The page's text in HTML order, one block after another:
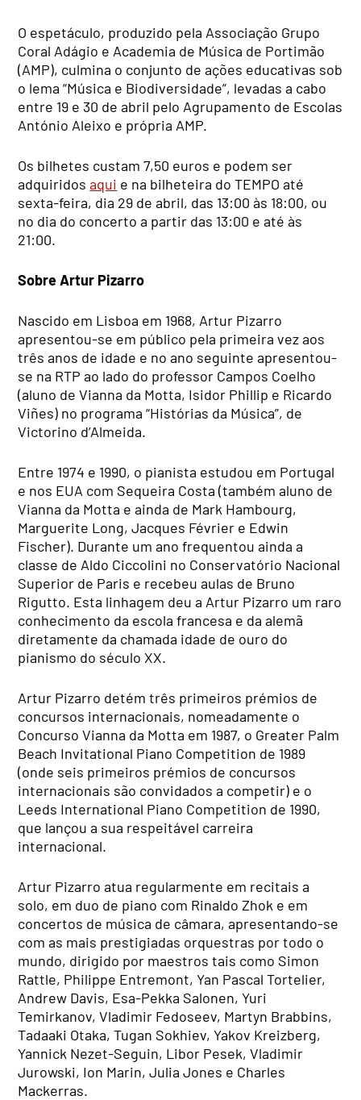
O espetáculo, produzido pela Associação Grupo
Coral Adágio e Academia de Música de Portimão
(AMP), culmina o conjunto de ações educativas sob
o lema “Música e Biodiversidade”, levadas a cabo
entre 19 e 30 de abril pelo Agrupamento de Escolas
António Aleixo e própria AMP.
Os bilhetes custam 7,50 euros e podem ser
adquiridosaqui e na bilheteira do TEMPO até
sexta-feira, dia 29 de abril, das 13:00 às 18:00, ou
no dia do concerto a partir das 13:00 e até às
21:00.
Sobre Artur Pizarro
Nascido em Lisboa em 1968, Artur Pizarro
apresentou-se em público pela primeira vez aos
três anos de idade e no ano seguinte apresentou-
se na RTP ao lado do professor Campos Coelho
(aluno de Vianna da Motta, Isidor Phillip e Ricardo
Viñes) no programa “Histórias da Música”, de
Victorino d’Almeida.
Entre 1974 e 1990, o pianista estudou em Portugal
e nos EUA com Sequeira Costa (também aluno de
Vianna da Motta e ainda de Mark Hambourg,
Marguerite Long, Jacques Février e Edwin
Fischer). Durante um ano frequentou ainda a
classe de Aldo Ciccolini no Conservatório Nacional
Superior de Paris e recebeu aulas de Bruno
Rigutto. Esta linhagem deu a Artur Pizarro um raro
conhecimento da escola francesa e da alemã
diretamente da chamada idade de ouro do
pianismo do século XX.
Artur Pizarro detém três primeiros prémios de
concursos internacionais, nomeadamente o
Concurso Vianna da Motta em 1987, o Greater Palm
Beach Invitational Piano Competition de 1989
(onde seis primeiros prémios de concursos
internacionais são convidados a competir) e o
Leeds International Piano Competition de 1990,
que lançou a sua respeitável carreira
internacional.
Artur Pizarro atua regularmente em recitais a
solo, em duo de piano com Rinaldo Zhok e em
concertos de música de câmara, apresentando-se
com as mais prestigiadas orquestras por todo o
mundo, dirigido por maestros tais como Simon
Rattle, Philippe Entremont, Yan Pascal Tortelier,
Andrew Davis, Esa-Pekka Salonen, Yuri
Temirkanov, Vladimir Fedoseev, Martyn Brabbins,
Tadaaki Otaka, Tugan Sokhiev, Yakov Kreizberg,
Yannick Nezet-Seguin, Libor Pesek, Vladimir
Jurowski, Ion Marin, Julia Jones e Charles
Mackerras.